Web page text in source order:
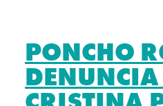
PONCHO